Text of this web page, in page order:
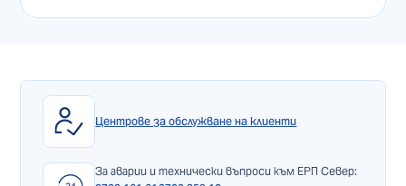
Центрове за обслужване на клиенти
За аварии и технически въпроси към ЕРП Север: